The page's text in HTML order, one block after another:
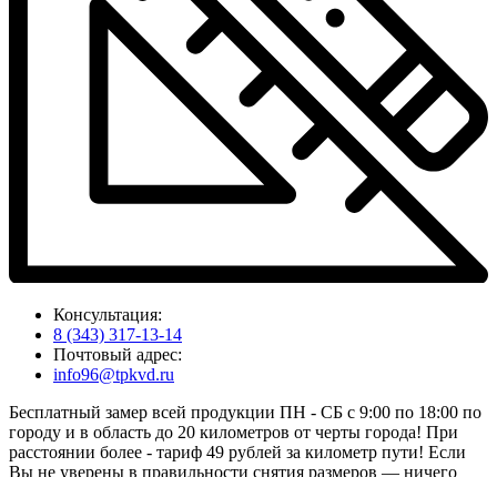
Консультация:
8 (343) 317-13-14
Почтовый адрес:
info96@tpkvd.ru
Бесплатный замер всей продукции ПН - СБ с 9:00 по 18:00 по
городу и в область до 20 километров от черты города! При
расстоянии более - тариф 49 рублей за километр пути! Если
Вы не уверены в правильности снятия размеров — ничего